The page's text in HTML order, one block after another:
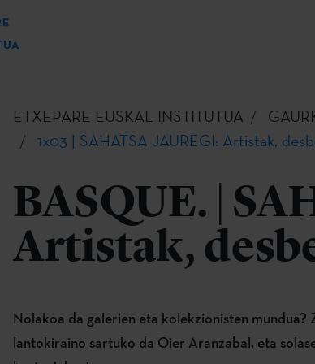
ETXEPARE EUSKAL INSTITUTUA
1x03 | SAHATSA JAUREGI: Artistak,
BASQUE. |
Artistak,
Nolakoa da galerien eta kolekzionisten
lantokiraino sartuko da Oier Aranzabal, eta